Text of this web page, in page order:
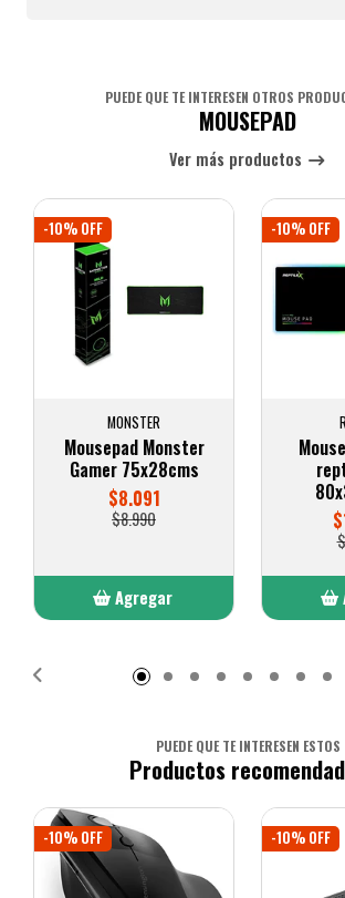
PUEDE QUE TE INTERESEN OTROS
MOUSEPAD
Ver más productos
-10% OFF
MONSTER
Mousepad Monster
Gamer 75x28cms
$8.091
$8.990
Agregar
-10% OFF
PUEDE QUE TE INTERESEN ESTOS
Productos
-10% OFF -10% OFF